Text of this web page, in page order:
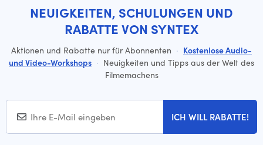
NEUIGKEITEN, SCHULUNGEN UND
RABATTE VON SYNTEX
Aktionen und Rabatte nur für Abonnenten · Kostenlose Audio-
und Video-Workshops · Neuigkeiten und Tipps aus der Welt des
Filmemachens
ICH WILL RABATTE!